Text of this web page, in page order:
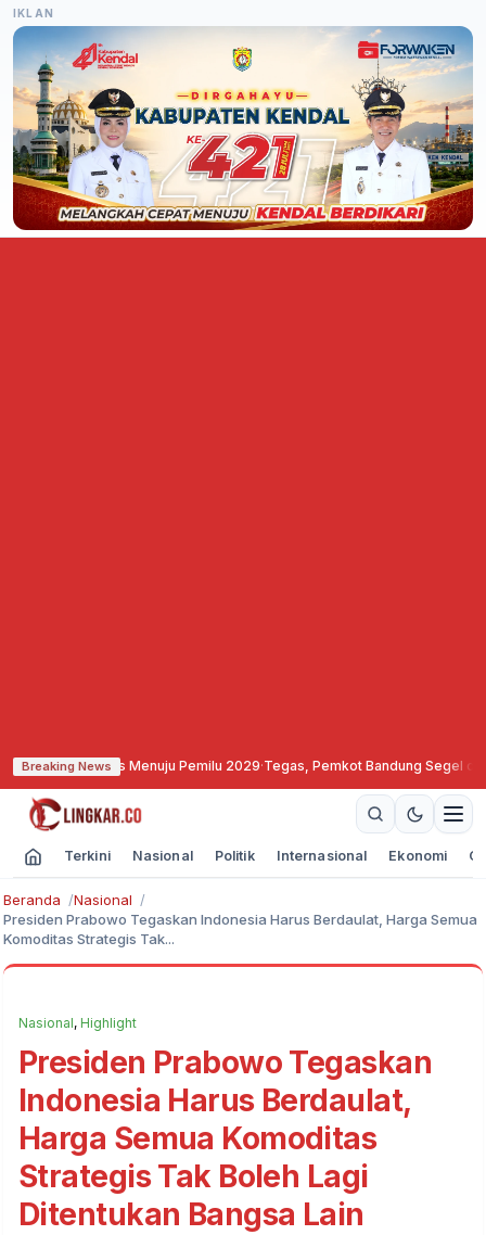
IKLAN
Breaking News
Menuju Pemilu 2029·Tegas, Pemkot Bandung Segel dan Bekukan
Terkini Nasional Politik Internasional Ekonomi
Beranda
Nasional
Presiden Prabowo Tegaskan Indonesia Harus Berdaulat, Harga Semua
Komoditas Strategis Tak...
Nasional, Highlight
Presiden Prabowo Tegaskan
Indonesia Harus Berdaulat,
Harga Semua Komoditas
Strategis Tak Boleh Lagi
Ditentukan Bangsa Lain